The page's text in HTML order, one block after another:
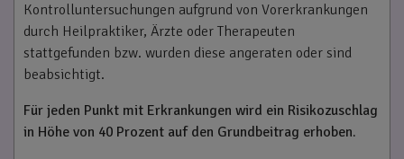
Kontrolluntersuchungen aufgrund von Vorerkrankungen
durch Heilpraktiker, Ärzte oder Therapeuten
stattgefunden bzw. wurden diese angeraten oder sind
beabsichtigt.
Für jeden Punkt mit Erkrankungen wird ein Risikozuschlag
in Höhe von 40 Prozent auf den Grundbeitrag erhoben.